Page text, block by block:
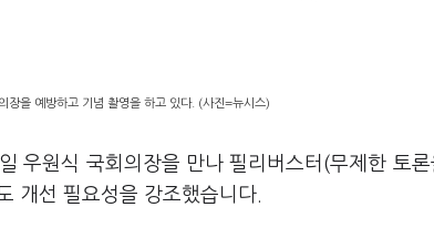
장을 예방하고 기념 촬영을 하고 있다. (사진=뉴시스)
우원식 국회의장을 만나 필리버스터(무제한 토
개선 필요성을 강조했습니다.